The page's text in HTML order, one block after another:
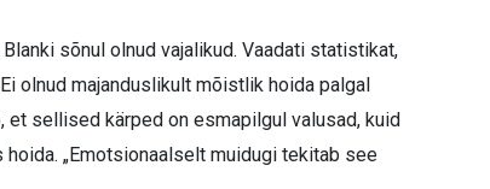
sõnul olnud vajalikud. Vaadati statistikat,
olnud majanduslikult mõistlik hoida palgal
sellised kärped on esmapilgul valusad, kuid
„Emotsionaalselt muidugi tekitab see